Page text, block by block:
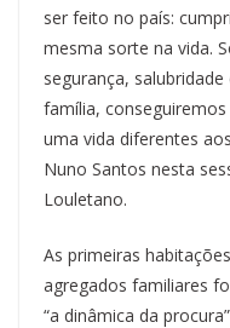
ser feito no país:
mesma sorte na vida.
segurança,
família,
uma vida diferentes
Nuno Santos nesta
Louletano.
As primeiras
agregados familiares
“a dinâmica da